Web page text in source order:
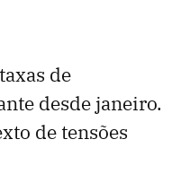
de
desde janeiro.
de tensões